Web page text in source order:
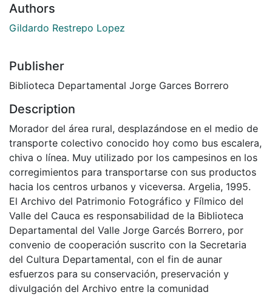
Authors
Gildardo Restrepo Lopez
Publisher
Biblioteca Departamental Jorge Garces Borrero
Description
Morador del área rural, desplazándose en el medio de
transporte colectivo conocido hoy como bus escalera,
chiva o línea. Muy utilizado por los campesinos en los
corregimientos para transportarse con sus productos
hacia los centros urbanos y viceversa. Argelia, 1995.
El Archivo del Patrimonio Fotográfico y Fílmico del
Valle del Cauca es responsabilidad de la Biblioteca
Departamental del Valle Jorge Garcés Borrero, por
convenio de cooperación suscrito con la Secretaria
del Cultura Departamental, con el fin de aunar
esfuerzos para su conservación, preservación y
divulgación del Archivo entre la comunidad